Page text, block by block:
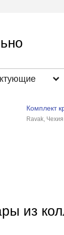
Комплект
Ravak, Чехия
из